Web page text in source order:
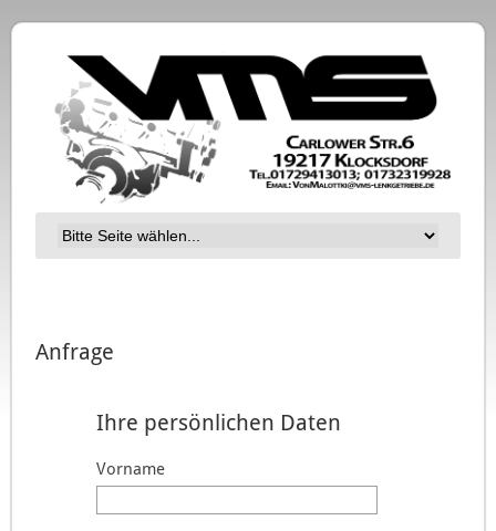
Anfrage
Ihre persönlichen Daten
Vorname